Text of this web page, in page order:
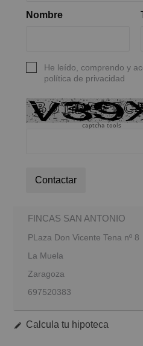
Nombre
He leído, comprendo y
política de privacidad
captcha tools
Contactar
FINCAS SAN ANTONIO
PLaza Don Vicente Tena nº 8
La Muela
Zaragoza
697520383
Calcula tu hipoteca